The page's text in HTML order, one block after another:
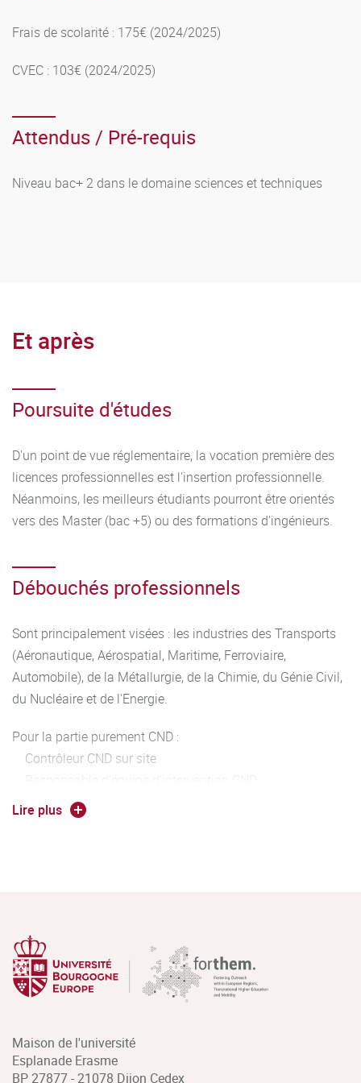
été obtenue sont capitalisables. Ces unités d’enseignement
font l’objet d’une attestation délivrée par l’établissement.
Frais de scolarité : 175€ (2024/2025)
CVEC : 103€ (2024/2025)
Attendus / Pré-requis
Niveau bac+ 2 dans le domaine sciences et techniques
Et après
Poursuite d'études
D'un point de vue réglementaire, la vocation première des
licences professionnelles est l'insertion professionnelle.
Néanmoins, les meilleurs étudiants pourront être orientés
vers des Master (bac +5) ou des formations d'ingénieurs.
Débouchés professionnels
Sont principalement visées : les industries des Transports
(Aéronautique, Aérospatial, Maritime, Ferroviaire,
Automobile), de la Métallurgie, de la Chimie, du Génie Civil,
du Nucléaire et de l'Energie.
Pour la partie purement CND :
Contrôleur CND sur site
Responsable d'équipe d'intervention CND
Formateur aux techniques de CND
Technico-commercial
Contrôleur Process et Produits (Métallurgie, Composites,
Céramiques, ... )
Responsable Qualité
Lire plus
Maison de l'université
Esplanade Erasme
BP 27877 - 21078 Dijon Cedex